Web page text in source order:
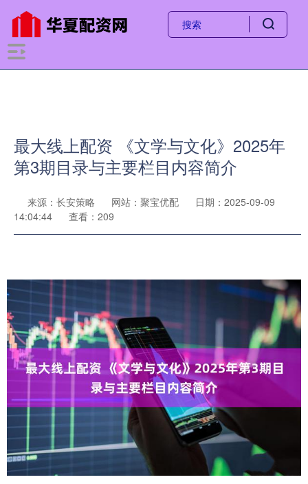
最大线上配资 《文学与文化》2025年
第3期目录与主要栏目内容简介
来源：长安策略 网站：聚宝优配
日期：2025-09-09
14:04:44
查看：209